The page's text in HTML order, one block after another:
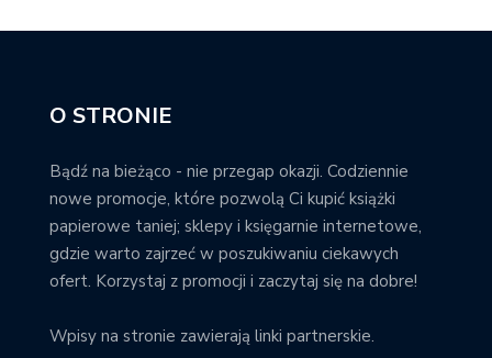
O STRONIE
Bądź na bieżąco - nie przegap okazji. Codziennie
nowe promocje, które pozwolą Ci kupić książki
papierowe taniej; sklepy i księgarnie internetowe,
gdzie warto zajrzeć w poszukiwaniu ciekawych
ofert. Korzystaj z promocji i zaczytaj się na dobre!
Wpisy na stronie zawierają linki partnerskie.